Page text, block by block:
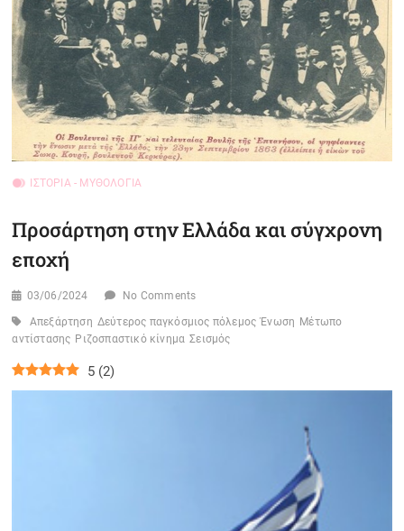
n
ΙΣΤΟΡΊΑ - ΜΥΘΟΛΟΓΊΑ
Προσάρτηση στην Ελλάδα και σύγχρονη
εποχή
03/06/2024 No Comments
Απεξάρτηση Δεύτερος παγκόσμιος πόλεμος Ένωση Μέτωπο
αντίστασης Ριζοσπαστικό κίνημα Σεισμός
5 (2)